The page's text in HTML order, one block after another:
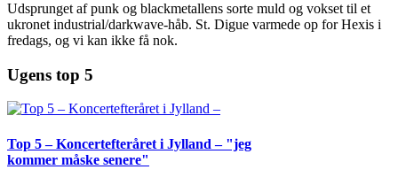
Udsprunget af punk og blackmetallens sorte muld og vokset til et
ukronet industrial/darkwave-håb. St. Digue varmede op for Hexis i
fredags, og vi kan ikke få nok.
Ugens top 5
Top 5 – Koncertefteråret i Jylland – "jeg
kommer måske senere"